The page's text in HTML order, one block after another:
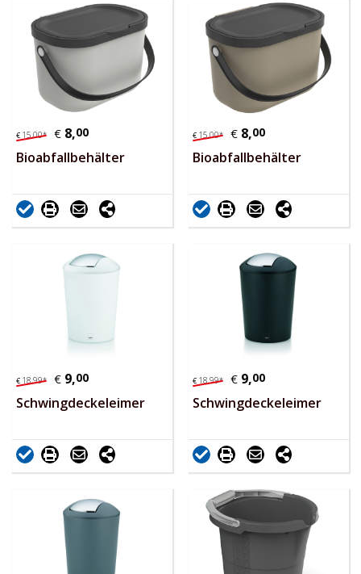
€ 15,00* € 8,00
Bioabfallbehälter
€ 15,00* € 8,00
Bioabfallbehälter
€ 18,99* € 9,00
Schwingdeckeleimer
€ 18,99* € 9,00
Schwingdeckeleimer